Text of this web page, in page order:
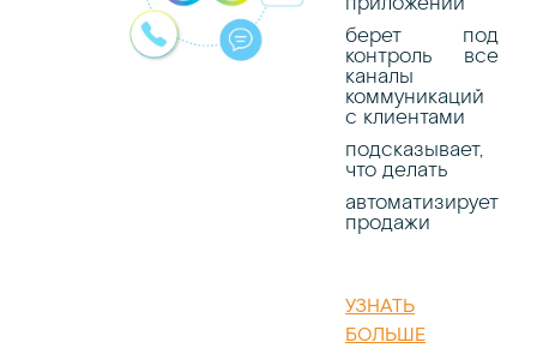
берет под
контроль все
каналы
коммуникаций
с клиентами
подсказывает,
что делать
автоматизирует
продажи
УЗНАТЬ
БОЛЬШЕ